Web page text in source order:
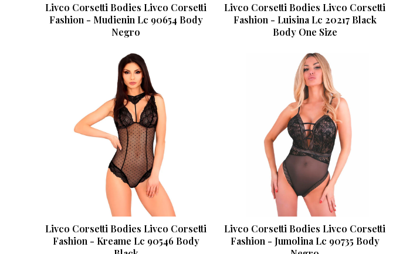
Livco Corsetti Bodies Livco Corsetti
Fashion - Mudienin Lc 90654 Body
Negro
Livco Corsetti Bodies Livco Corsetti
Fashion - Luisina Lc 20217 Black
Body One Size
Livco Corsetti Bodies Livco Corsetti
Fashion - Kreame Lc 90546 Body
Livco Corsetti Bodies Livco Corsetti
Fashion - Jumolina Lc 90735 Body